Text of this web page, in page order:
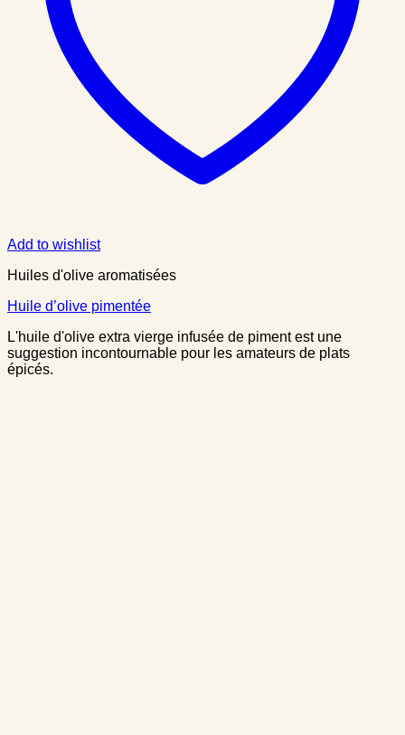
Add to wishlist
Huiles d'olive aromatisées
Huile d’olive pimentée
L'huile d'olive extra vierge infusée de piment est une
suggestion incontournable pour les amateurs de plats
épicés.